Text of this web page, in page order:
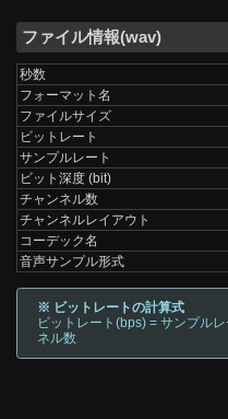
ファイル情報(wav)
秒数
フォーマット名
ファイルサイズ
ビットレート
サンプルレート
ビット深度 (bit)
チャンネル数
チャンネルレイアウト
コーデック名
音声サンプル形式
※ ビットレートの計算式
ビットレート(bps) = サンプル
ネル数